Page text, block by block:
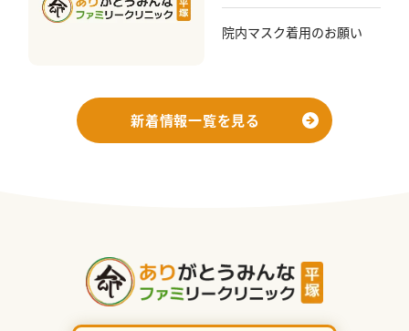
院内マスク着用のお願い
新着情報一覧を見る